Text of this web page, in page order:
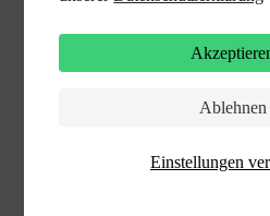
Einstellungen
Ablehnen